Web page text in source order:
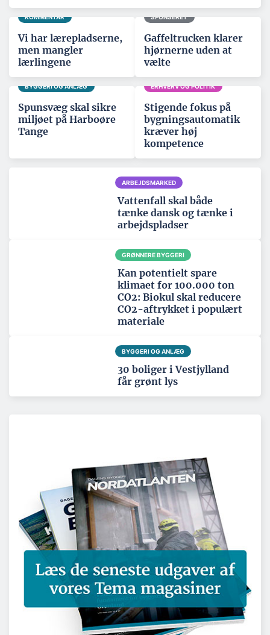
KOMMENTAR
Vi har lærepladserne,
men mangler
lærlingene
SPONSERET
Gaffeltrucken klarer
hjørnerne uden at
vælte
BYGGERI OG ANLÆG
Spunsvæg skal sikre
miljøet på Harboøre
Tange
ERHVERV OG POLITIK
Stigende fokus på
bygningsautomatik
kræver høj
kompetence
ARBEJDSMARKED
Vattenfall skal både
tænke dansk og tænke i
arbejdspladser
GRØNNERE BYGGERI
Kan potentielt spare
klimaet for 100.000 ton
CO2: Biokul skal reducere
CO2-aftrykket i populært
materiale
BYGGERI OG ANLÆG
30 boliger i Vestjylland
får grønt lys